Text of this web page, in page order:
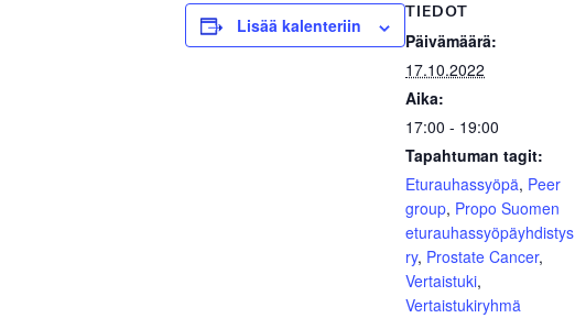
Lisää kalenteriin
TIEDOT
Päivämäärä:
17.10.2022
Aika:
17:00 - 19:00
Tapahtuman tagit:
Eturauhassyöpä, Peer
group, Propo Suomen
eturauhassyöpäyhdistys
ry, Prostate Cancer,
Vertaistuki,
Vertaistukiryhmä